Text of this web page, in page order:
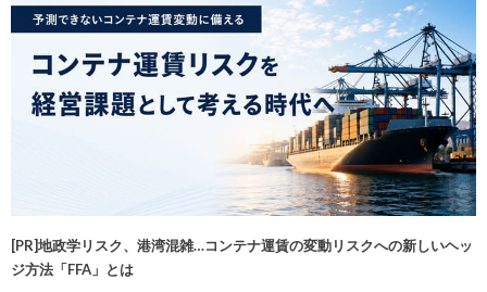
[PR]地政学リスク、港湾混雑…コンテナ運賃の変動リスクへの新しいヘッ
ジ方法「FFA」とは